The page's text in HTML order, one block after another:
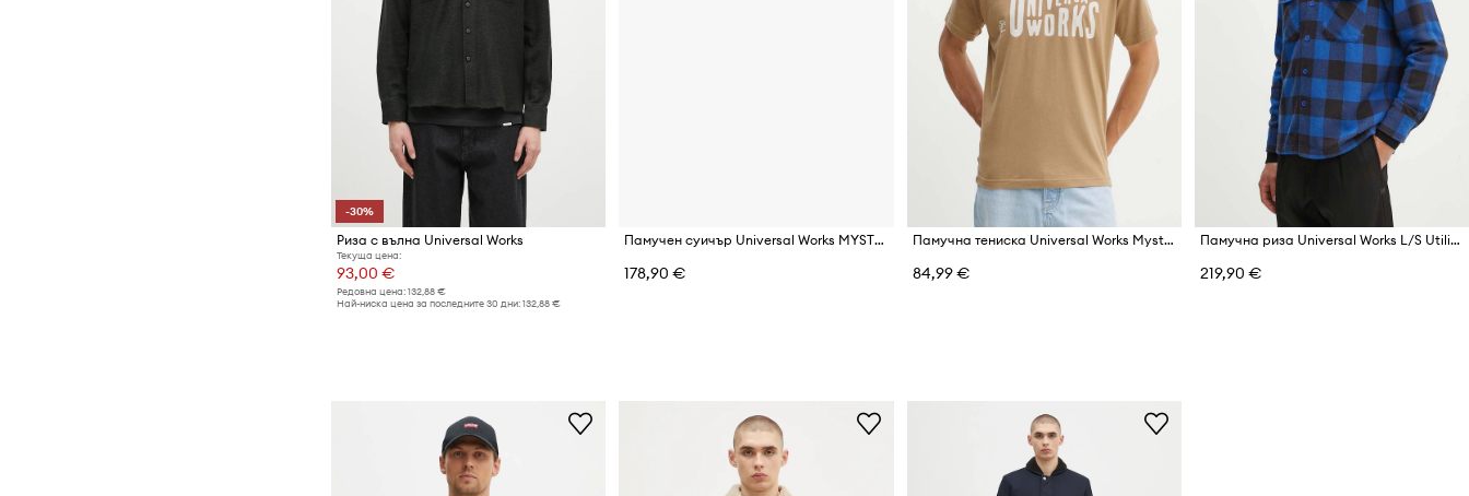
-30%
Риза с вълна Universal Works
Текуща цена:
93,00 €
Редовна цена: 132,88 €
Най-ниска цена за последните 30 дни: 132,88 €
Памучен суичър Universal Works MYSTERY TRAIN PRINT SWEAT
178,90 €
Памучна тениска Universal Works Mystery Train Print Tee
84,99 €
Памучна риза Universal Works L/S Utility Shirt
219,90 €